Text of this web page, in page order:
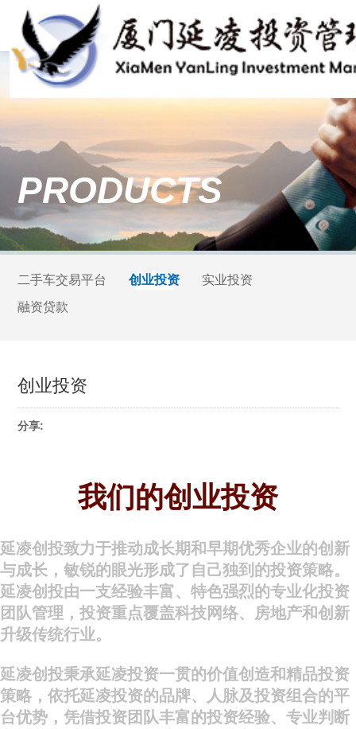
PRODUCTS
二手车交易平台 创业投资
实业投资
融资贷款
创业投资
分享:
我们的创业投资
延凌创投致力于推动成长期和早期优秀企业的创新
与成长，敏锐的眼光形成了自己独到的投资策略。
延凌创投由一支经验丰富、特色强烈的专业化投资
团队管理，投资重点覆盖科技网络、房地产和创新
升级传统行业。
延凌创投秉承延凌投资一贯的价值创造和精品投资
策略，依托延凌投资的品牌、人脉及投资组合的平
台优势，凭借投资团队丰富的投资经验、专业判断